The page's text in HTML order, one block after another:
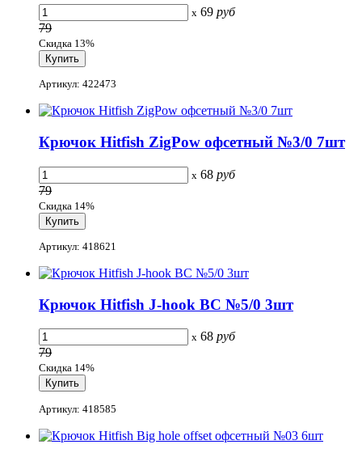
x 69 руб
79
Скидка 13%
Артикул: 422473
Крючок Hitfish ZigPow офсетный №3/0 7шт
x 68 руб
79
Скидка 14%
Артикул: 418621
Крючок Hitfish J-hook BC №5/0 3шт
x 68 руб
79
Скидка 14%
Артикул: 418585